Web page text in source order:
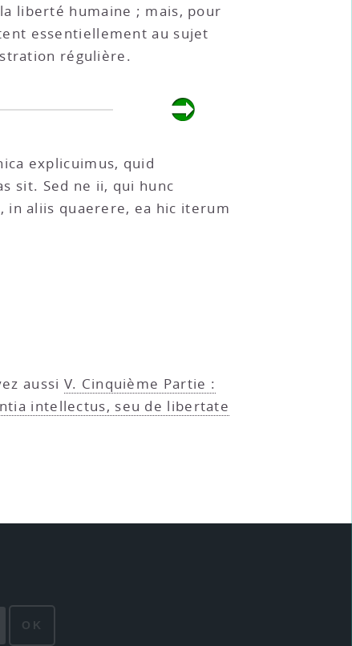
liberté humaine ; mais, pour
essentiellement au sujet
régulière.
explicuimus, quid
sit. Sed ne ii, qui hunc
in aliis quaerere, ea hic iterum
aussi V. Cinquième Partie :
intellectus, seu de libertate
OK